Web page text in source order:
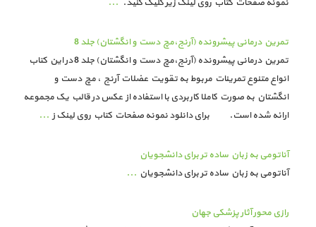
تمرین درمانی پیشرونده (آرنج،مچ دست و انگشتان) جلد 8
تمرین درمانی پیشرونده (آرنج،مچ دست و انگشتان) جلد 8 در این کتاب
انواع متنوع تمرینات مربوط به تقویت عضلات آرنج ، مچ دست و
انگشتان به صورت کاملا کاربردی با استفاده از عکس در قالب یک مجموعه
ارائه شده است. برای دانلود نمونه صفحات کتاب روی لینک ز ...
آناتومی به زبان ساده تر برای دانشجویان
آناتومی به زبان ساده تر برای دانشجویان ...
رازی محور آثار پزشکی جهان